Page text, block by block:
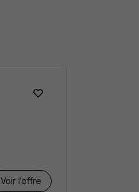
Voir l’offre